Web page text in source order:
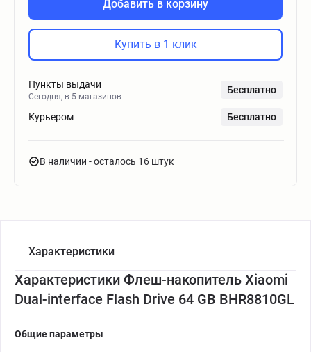
Добавить в корзину
Купить в 1 клик
Пункты выдачи
Сегодня, в 5 магазинов
Бесплатно
Курьером Бесплатно
В наличии - осталось 16 штук
Характеристики
Характеристики Флеш-накопитель Xiaomi
Dual-interface Flash Drive 64 GB BHR8810GL
Общие параметры